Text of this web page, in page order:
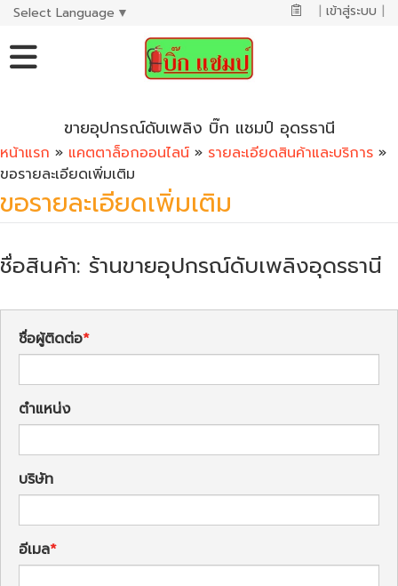
Select Language ▼ | เข้าสู่ระบบ |
ขายอุปกรณ์ดับเพลิง บิ๊ก แชมป์ อุดรธานี
หน้าแรก » แคตตาล็อกออนไลน์ » รายละเอียดสินค้าและบริการ »
ขอรายละเอียดเพิ่มเติม
ขอรายละเอียดเพิ่มเติม
ชื่อสินค้า: ร้านขายอุปกรณ์ดับเพลิงอุดรธานี
ชื่อผู้ติดต่อ
ตำแหน่ง
บริษัท
อีเมล